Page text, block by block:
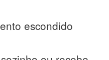
escondido